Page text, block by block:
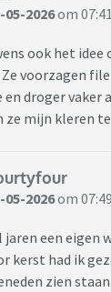
05-2026om 07:41
ook het idee
voorzagen
en droger vaker
ze mijn kleren
05-2026om 07:49
jaren een eigen
kerst had ik
zien